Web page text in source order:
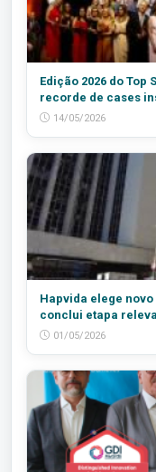
Edição 2026 do Top
recorde de cases
14/05/2026
Hapvida elege
conclui etapa
01/05/2026